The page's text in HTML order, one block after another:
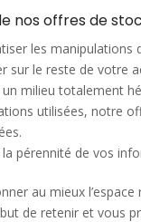
nos offres de
les manipulations
sur le reste de votre
un milieu totalement
utilisées, notre
la pérennité de vos
au mieux
de retenir et vous